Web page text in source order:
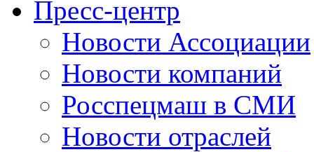
Пресс-центр
Новости Ассоциации
Новости компаний
Росспецмаш в СМИ
Новости отраслей